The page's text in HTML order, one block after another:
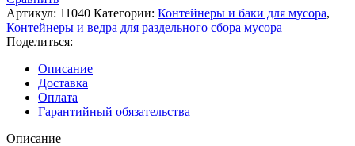
Артикул: 11040 Категории: Контейнеры и баки для мусора,
Контейнеры и ведра для раздельного сбора мусора
Поделиться:
Описание
Доставка
Оплата
Гарантийный обязательства
Описание